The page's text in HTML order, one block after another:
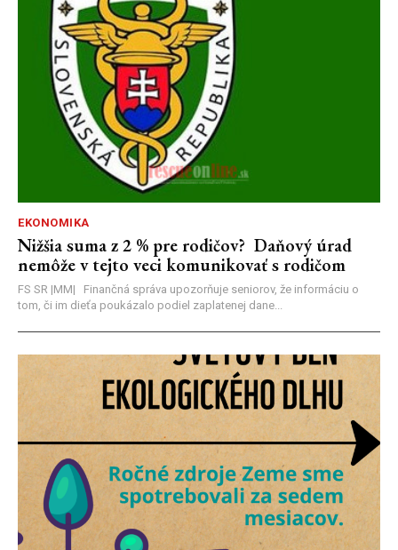
EKONOMIKA
Nižšia suma z 2 % pre rodičov? Daňový úrad
nemôže v tejto veci komunikovať s rodičom
FS SR |MM| Finančná správa upozorňuje seniorov, že informáciu o
tom, či im dieťa poukázalo podiel zaplatenej dane...